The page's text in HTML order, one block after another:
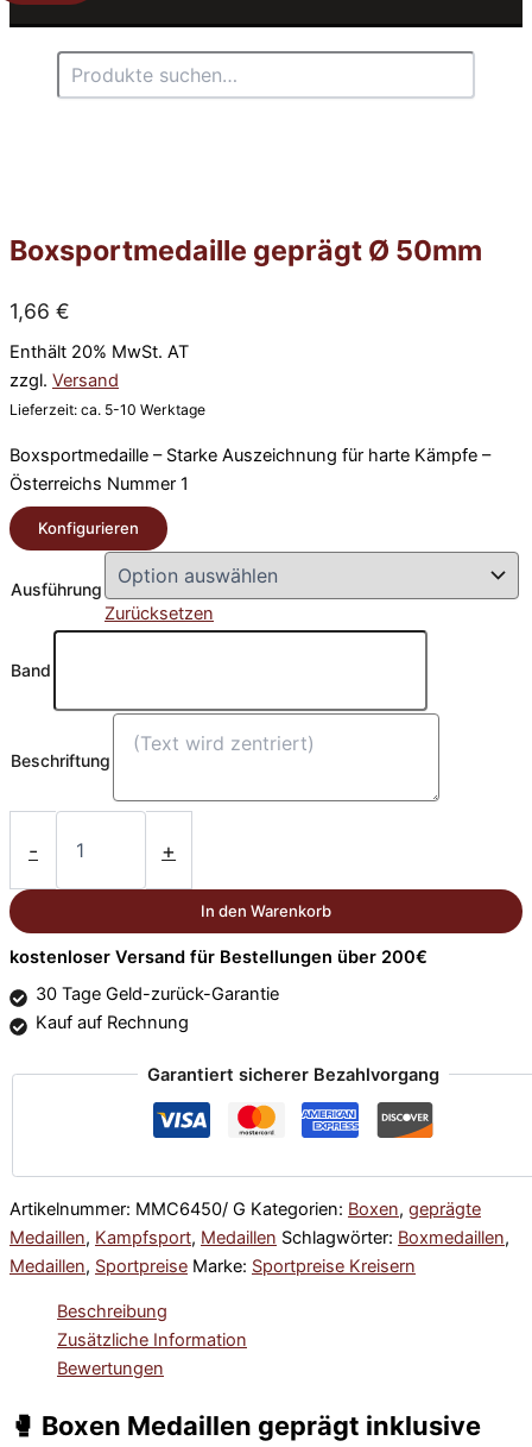
Suchen
Boxsportmedaille geprägt Ø 50mm
1,66 €
Enthält 20% MwSt. AT
zzgl. Versand
Lieferzeit: ca. 5-10 Werktage
Boxsportmedaille – Starke Auszeichnung für harte Kämpfe –
Österreichs Nummer 1
Konfigurieren
Ausführung
Zurücksetzen
Band
Beschriftung
-
Boxsportmedaille
50mm
Menge
+
In den Warenkorb
kostenloser Versand für Bestellungen über 200€
30 Tage Geld-zurück-Garantie
Kauf auf Rechnung
Garantiert sicherer Bezahlvorgang
Artikelnummer: MMC6450/ G Kategorien: Boxen, geprägte
Medaillen, Kampfsport, Medaillen Schlagwörter: Boxmedaillen,
Medaillen, Sportpreise Marke: Sportpreise Kreisern
Beschreibung
Zusätzliche Information
Bewertungen
🥊 Boxen Medaillen geprägt inklusive